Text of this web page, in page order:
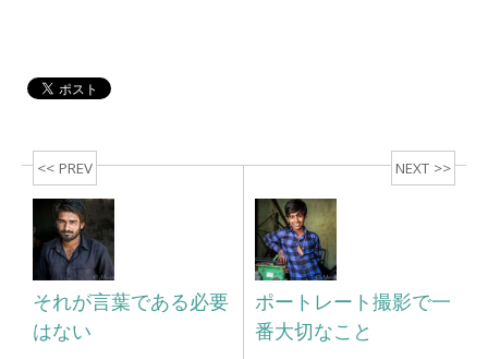
<< PREV
それが言葉である必要
はない
NEXT >>
ポートレート撮影で一
番大切なこと